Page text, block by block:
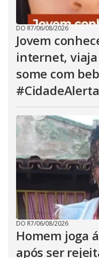
DO R7/06/08/2026
Jovem
internet,
some com
#CidadeAlerta
DO R7/06/08/2026
Homem joga
após ser